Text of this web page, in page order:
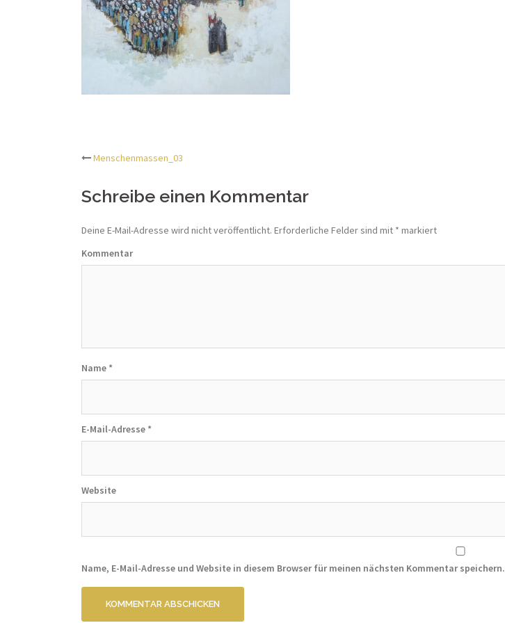
Beitrags-
Navigation
Menschenmassen_03
Schreibe einen Kommentar
Deine E-Mail-Adresse wird nicht veröffentlicht. Erforderliche Felder sind mit * markiert
Kommentar
Name *
E-Mail-Adresse *
Website
Name, E-Mail-Adresse und Website in diesem Browser für meinen nächsten Kommentar speichern.